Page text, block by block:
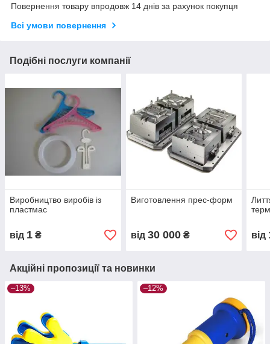
Повернення товару впродовж 14 днів за рахунок покупця
Всі умови повернення
Подібні послуги компанії
Виробництво виробів із
пластмас
від 1 ₴
Виготовлення прес-форм
від 30 000₴ від
Акційні пропозиції та новинки
–13% –12%